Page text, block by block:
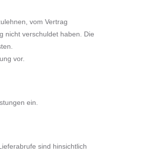
vom Vertrag
nicht verschuldet haben. Die
vor.
ein.
sind hinsichtlich